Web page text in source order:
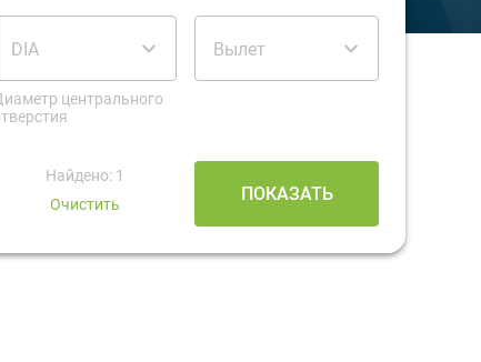
DIA
центрального
Вылет
Найдено: 1
Очистить
ПОКАЗАТЬ